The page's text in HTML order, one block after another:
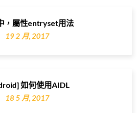
，屬性entryset用法
19 2 月, 2017
如何使用AIDL
18 5 月, 2017